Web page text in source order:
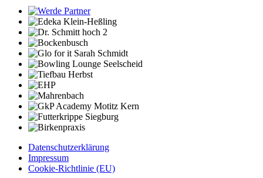
Datenschutzerklärung
Impressum
Cookie-Richtlinie (EU)